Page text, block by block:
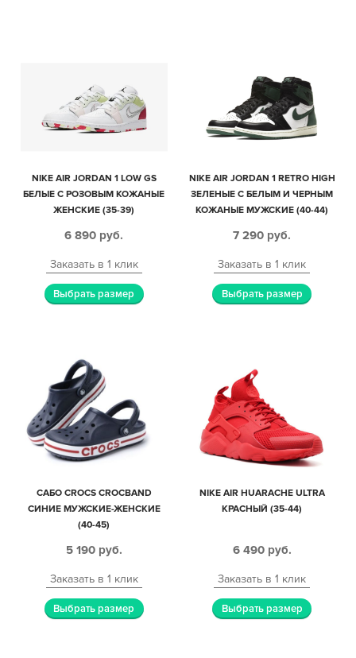
NIKE AIR JORDAN 1 LOW GS
БЕЛЫЕ С РОЗОВЫМ КОЖАНЫЕ
ЖЕНСКИЕ (35-39)
6 890 руб.
Заказать в 1 клик
Выбрать размер
NIKE AIR JORDAN 1 RETRO HIGH
ЗЕЛЕНЫЕ С БЕЛЫМ И ЧЕРНЫМ
КОЖАНЫЕ МУЖСКИЕ (40-44)
7 290 руб.
Заказать в 1 клик
Выбрать размер
САБО CROCS CROCBAND
СИНИЕ МУЖСКИЕ-ЖЕНСКИЕ
(40-45)
5 190 руб.
Заказать в 1 клик
Выбрать размер
NIKE AIR HUARACHE ULTRA
КРАСНЫЙ (35-44)
6 490 руб.
Заказать в 1 клик
Выбрать размер